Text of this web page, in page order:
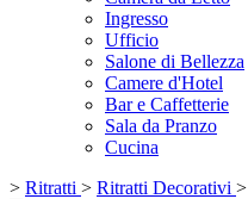
Ingresso
Ufficio
Salone di Bellezza
Camere d'Hotel
Bar e Caffetterie
Sala da Pranzo
Cucina
> Ritratti > Ritratti Decorativi >